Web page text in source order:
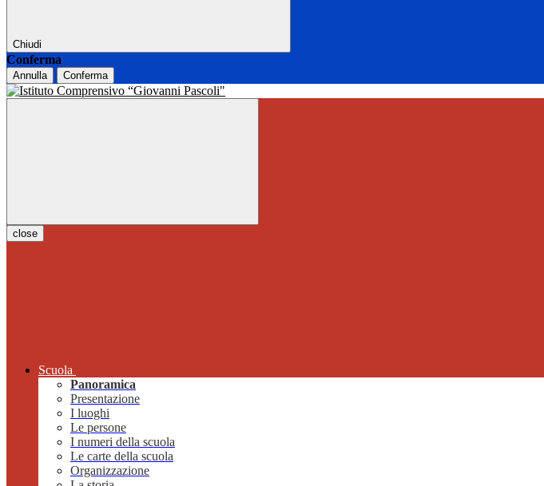
Chiudi
Conferma
Annulla Conferma
close
Scuola
Panoramica
Presentazione
I luoghi
Le persone
I numeri della scuola
Le carte della scuola
Organizzazione